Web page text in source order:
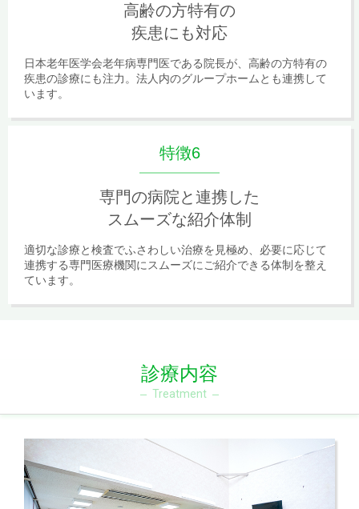
高齢の方特有の
疾患にも対応
日本老年医学会老年病専門医である院長が、高齢の方特有の
疾患の診療にも注力。法人内のグループホームとも連携して
います。
特徴6
専門の病院と連携した
スムーズな紹介体制
適切な診療と検査でふさわしい治療を見極め、必要に応じて
連携する専門医療機関にスムーズにご紹介できる体制を整え
ています。
診療内容
Treatment